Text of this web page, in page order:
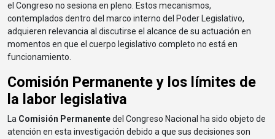
el Congreso no sesiona en pleno. Estos mecanismos,
contemplados dentro del marco interno del Poder Legislativo,
adquieren relevancia al discutirse el alcance de su actuación en
momentos en que el cuerpo legislativo completo no está en
funcionamiento.
Comisión Permanente y los límites de
la labor legislativa
La Comisión Permanentedel Congreso Nacional ha sido objeto de
atención en esta investigación debido a que sus decisiones son